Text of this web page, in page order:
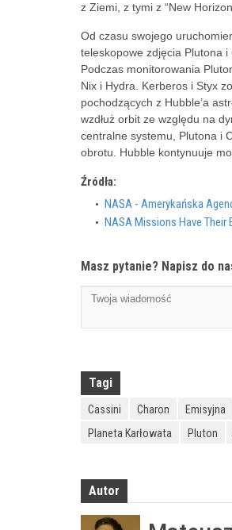
z Ziemi, z tymi z “New
Od czasu swojego
teleskopowe zdjęcia Plutona i
Podczas monitorowania
Nix i Hydra. Kerberos i Styx
pochodzących z Hubble’a
wzdłuż orbit ze względu na
centralne systemu, Plutona i
obrotu. Hubble kontynuuje
Źródła:
NASA - Amerykańska
NASA Missions Have Their
Masz pytanie? Napisz do
Tagi
Cassini Charon Emisyjna
Planeta Karłowata
Pluton
Autor